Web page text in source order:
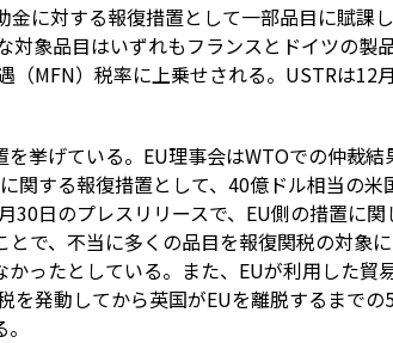
に対する報復措置として一部品目に賦課
対象品目はいずれもフランスとドイツの製
MFN）税率に上乗せされる。USTRは12
挙げている。EU理事会はWTOでの仲裁結
関する報復措置として、40億ドル相当の米
30日のプレスリリースで、EU側の措置に関
で、不当に多くの品目を報復関税の対象
ったとしている。また、EUが利用した貿
を発動してから英国がEUを離脱するまでの